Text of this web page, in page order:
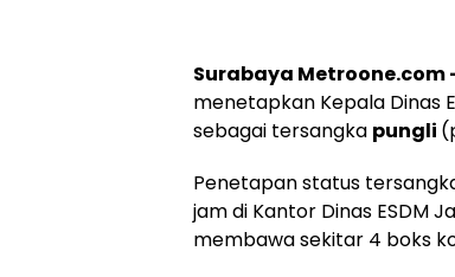
Surabaya Metroone.com
menetapkan Kepala Dinas
sebagai tersangka pungli
Penetapan status
jam di Kantor Dinas ESDM
membawa sekitar 4 boks